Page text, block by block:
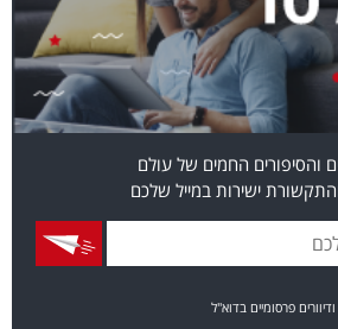
והסיפורים החמים של עולם
ישירות במייל שלכם
פרסומיים בדוא"ל